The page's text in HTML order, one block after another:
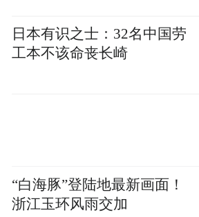
日本有识之士：32名中国劳
工本不该命丧长崎
“白海豚”登陆地最新画面！
浙江玉环风雨交加